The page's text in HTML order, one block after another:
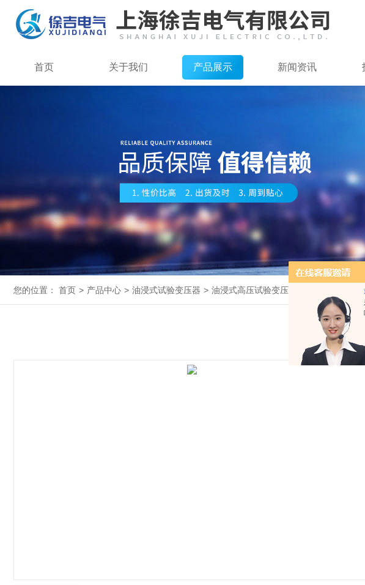
首页 关于我们 产品展示 新闻资讯
您的位置： 首页 > 产品中心 > 油浸式试验变压器 > 油浸式高压试验变压器 YD-5/50试验